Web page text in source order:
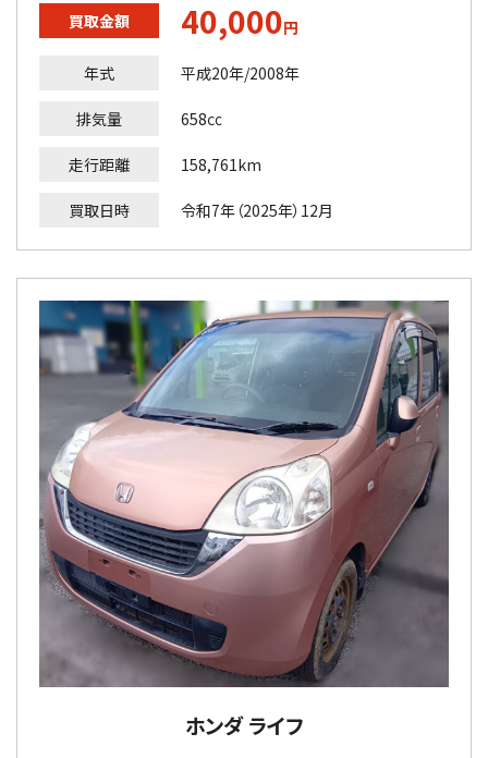
買取金額 40,000円
年式 平成20年/2008年
排気量 658㏄
走行距離 158,761km
買取日時 令和7年（2025年）12月
ホンダ ライフ